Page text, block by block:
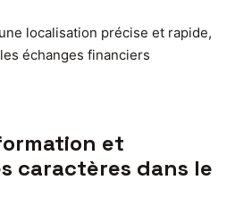
localisation précise et rapide,
échanges financiers
et
caractères dans le